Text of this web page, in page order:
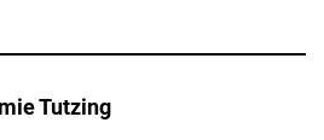
Tutzing